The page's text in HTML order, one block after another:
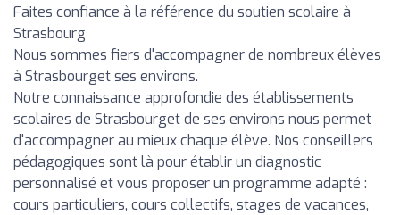
Faites confiance à la référence du soutien scolaire à
Strasbourg
Nous sommes fiers d'accompagner de nombreux élèves
à Strasbourget ses environs.
Notre connaissance approfondie des établissements
scolaires de Strasbourget de ses environs nous permet
d'accompagner au mieux chaque élève. Nos conseillers
pédagogiques sont là pour établir un diagnostic
personnalisé et vous proposer un programme adapté :
cours particuliers, cours collectifs, stages de vacances,